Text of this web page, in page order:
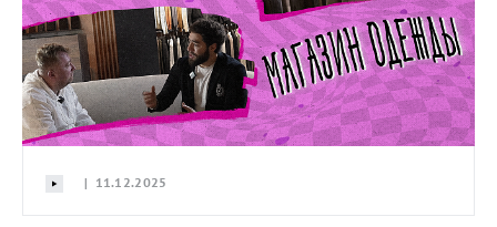
| 11.12.2025